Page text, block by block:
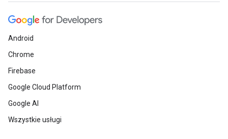
Android
Chrome
Firebase
Google Cloud Platform
Google AI
Wszystkie usługi